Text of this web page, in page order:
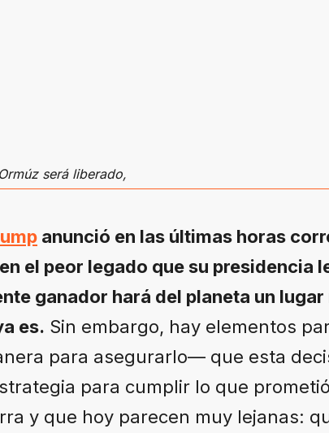
será liberado,
anunció en las últimas horas
el peor legado que su presidencia
ganador hará del planeta un lugar
es. Sin embargo, hay elementos
para asegurarlo— que esta
para cumplir lo que
y que hoy parecen muy lejanas: